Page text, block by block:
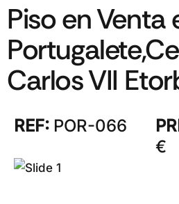
Piso en Venta
Carlos VII
REF: POR-066
€